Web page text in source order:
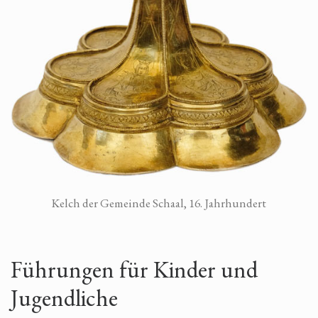
Kelch der Gemeinde Schaal, 16. Jahrhundert
Führungen für Kinder und
Jugendliche